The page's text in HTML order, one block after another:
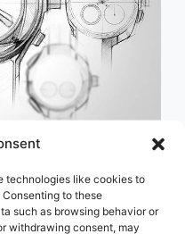
technologies like cookies to
to these
such as browsing behavior or
withdrawing consent, may
un concepto o idea,